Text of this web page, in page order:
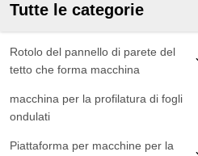
Tutte le categorie
Rotolo del pannello di parete del
tetto che forma macchina
macchina per la profilatura di fogli
ondulati
Piattaforma per macchine per la